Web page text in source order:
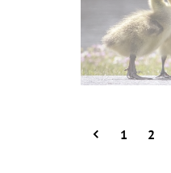
1 2